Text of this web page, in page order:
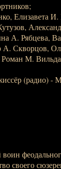
Елизавета
А. Рябцева,
Скворцов,
М.
(радио) -
своего